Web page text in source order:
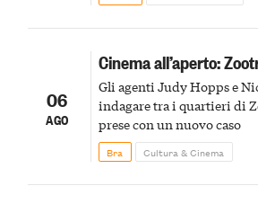
06
AGO
Cinema all’aperto:
Gli agenti Judy Hopps e
indagare tra i quartieri di
prese con un nuovo caso
Bra Cultura & Cinema